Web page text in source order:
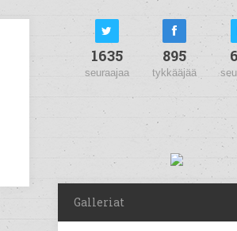
1635
seuraajaa
895
tykkääjää
Galleriat